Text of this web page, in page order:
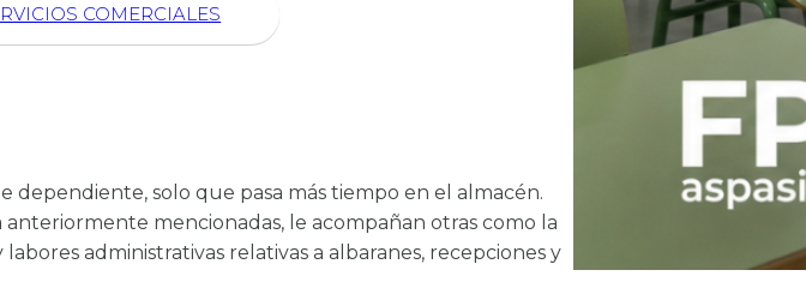
COMERCIALES
dependiente, solo que pasa más tiempo en el almacén.
mencionadas, le acompañan otras como la
labores administrativas relativas a albaranes, recepciones y